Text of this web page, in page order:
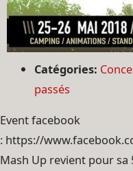
Catégories:
passés
Event facebook
: https://
Mash Up revient pour sa